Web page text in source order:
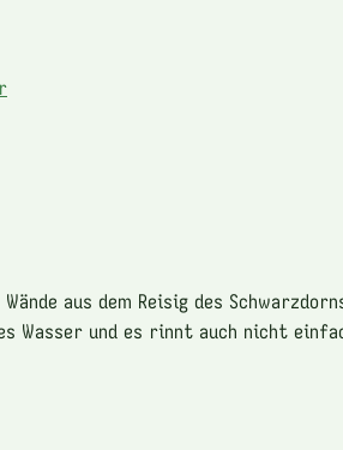
aus dem Reisig des
Wasser und es rinnt auch nicht